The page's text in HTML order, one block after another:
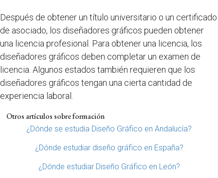
Después de obtener un título universitario o un certificado
de asociado, los diseñadores gráficos pueden obtener
una licencia profesional. Para obtener una licencia, los
diseñadores gráficos deben completar un examen de
licencia. Algunos estados también requieren que los
diseñadores gráficos tengan una cierta cantidad de
experiencia laboral.
Otros artículos sobre formación
¿Dónde se estudia Diseño Gráfico en Andalucía?
¿Dónde estudiar diseño gráfico en España?
¿Dónde estudiar Diseño Gráfico en León?